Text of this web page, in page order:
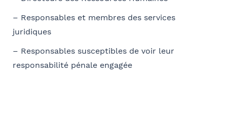
– Responsables et membres des services
juridiques
– Responsables susceptibles de voir leur
responsabilité pénale engagée
Téléphone